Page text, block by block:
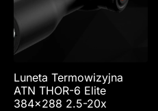
Luneta Termowizyjna
ATN THOR-6 Elite
384×288 2.5-20x